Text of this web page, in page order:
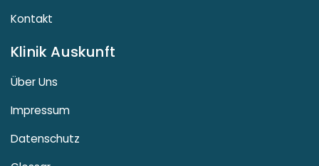
Kontakt
Klinik Auskunft
Über Uns
Impressum
Datenschutz